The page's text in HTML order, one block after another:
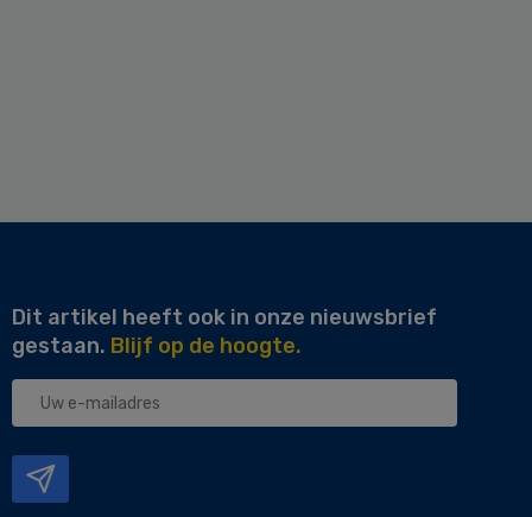
Dit artikel heeft ook in onze nieuwsbrief
gestaan. Blijf op de hoogte.
Uw